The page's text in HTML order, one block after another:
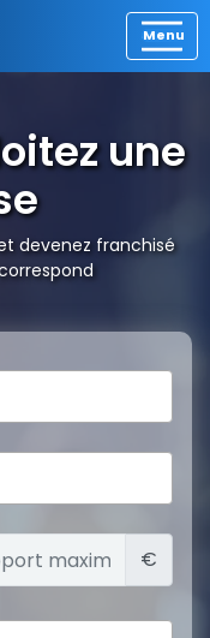
une
devenez franchisé
€